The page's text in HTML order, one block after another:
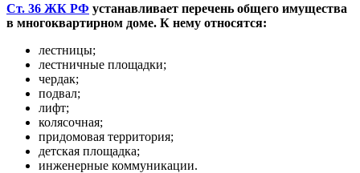
Ст. 36 ЖК РФ устанавливает перечень общего имущества
в многоквартирном доме. К нему относятся:
лестницы;
лестничные площадки;
чердак;
подвал;
лифт;
колясочная;
придомовая территория;
детская площадка;
инженерные коммуникации.